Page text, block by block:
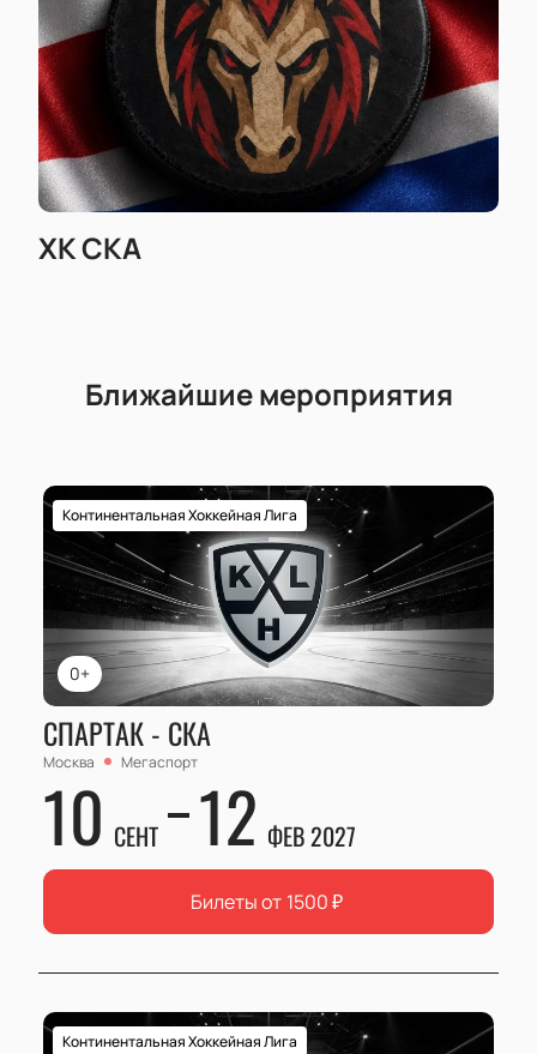
электронной почты.
Планируйте свой визит заранее: узнайте время
начала матча, цену билета и продолжительность
игры — вся нужная информация размещена на
нашем сайте вместе с актуальным расписанием
ближайших игр КХЛ.
ХК СКА
Ближайшие мероприятия
0+
Континентальная Хоккейная Лига
СПАРТАК - СКА
Москва Мегаспорт
10 СЕНТ 12 ФЕВ 2027
Билеты от 1500₽
Континентальная Хоккейная Лига